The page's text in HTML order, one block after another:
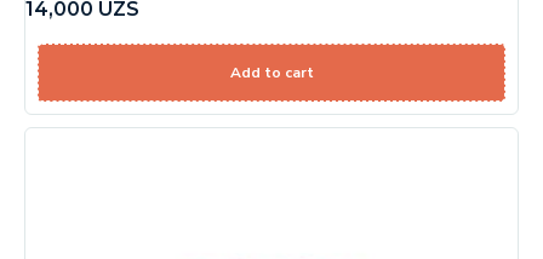
14,000 UZS
Add to cart